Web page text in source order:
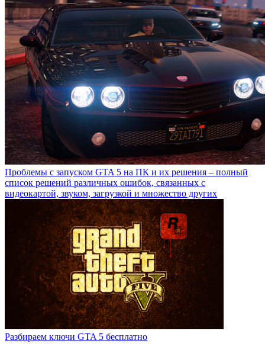
Проблемы с запуском GTA 5 на ПК и их решения – полный
список решений различных ошибок, связанных с
видеокартой, звуком, загрузкой и множество других
Разбираем ключи GTA 5 бесплатно